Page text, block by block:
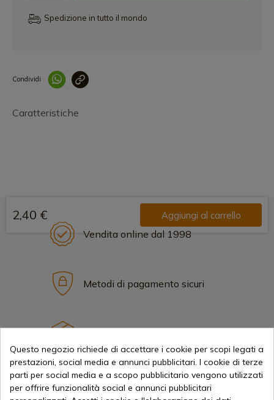
Spedizione in tutto il mondo
Condividi
Caratteristiche
2,40 € Aggiungi al carrello
Vendita online dal 1998
Metodi di pagamento sicuri
Questo negozio richiede di accettare i cookie per scopi legati a
prestazioni, social media e annunci pubblicitari. I cookie di terze
parti per social media e a scopo pubblicitario vengono utilizzati
per offrire funzionalità social e annunci pubblicitari